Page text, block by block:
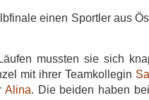
einen Sportler aus
mussten sie sich
mit ihrer Teamkollegin
Alina. Die beiden haben